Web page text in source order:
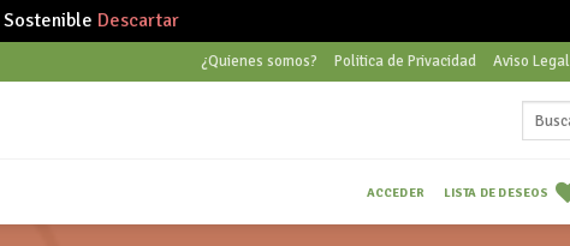
Descartar
¿Quienes somos? Politica de Privacidad Aviso Legal
ACCEDER LISTA DE DESEOS